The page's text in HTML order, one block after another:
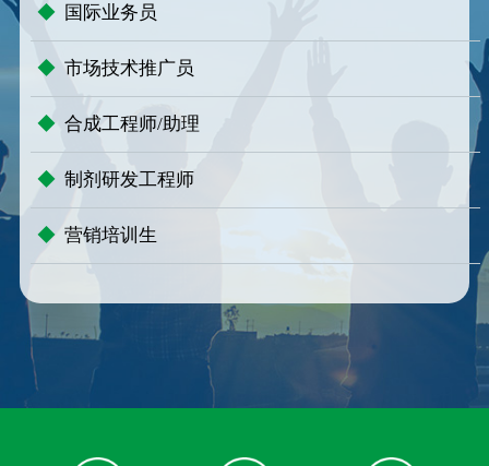
◆ 国际业务员
◆ 市场技术推广员
◆ 合成工程师/助理
◆ 制剂研发工程师
◆ 营销培训生